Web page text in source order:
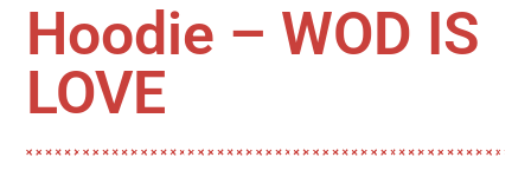
Hoodie – WOD IS
LOVE